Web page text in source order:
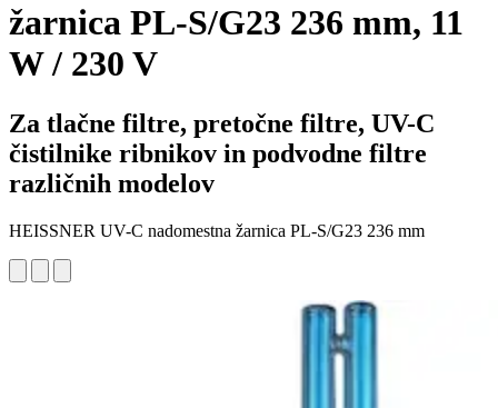
žarnica PL-S/G23 236 mm, 11
W / 230 V
Za tlačne filtre, pretočne filtre, UV-C
čistilnike ribnikov in podvodne filtre
različnih modelov
HEISSNER UV-C nadomestna žarnica PL-S/G23 236 mm